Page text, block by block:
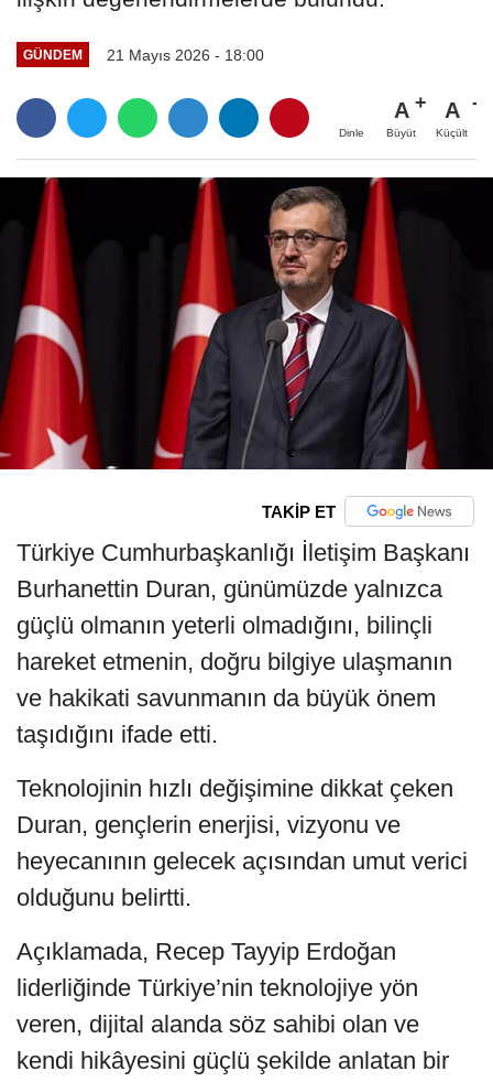
GÜNDEM 21 Mayıs 2026 - 18:00
Dinle
A
Büyüt
A
Küçült
TAKİP ET
Türkiye Cumhurbaşkanlığı İletişim Başkanı
Burhanettin Duran, günümüzde yalnızca
güçlü olmanın yeterli olmadığını, bilinçli
hareket etmenin, doğru bilgiye ulaşmanın
ve hakikati savunmanın da büyük önem
taşıdığını ifade etti.
Teknolojinin hızlı değişimine dikkat çeken
Duran, gençlerin enerjisi, vizyonu ve
heyecanının gelecek açısından umut verici
olduğunu belirtti.
Açıklamada, Recep Tayyip Erdoğan
liderliğinde Türkiye’nin teknolojiye yön
veren, dijital alanda söz sahibi olan ve
kendi hikâyesini güçlü şekilde anlatan bir